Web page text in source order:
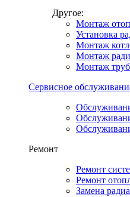
Другое:
Монтаж
Установка
Монтаж
Монтаж
Монтаж
Сервисное
Ремонт
Ремонт
Ремонт
Замена